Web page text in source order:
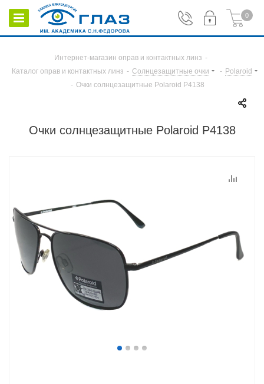
0
Интернет-магазин оправ и контактных линз -
Каталог оправ и контактных линз - Солнцезащитные очки - Polaroid
- Очки солнцезащитные Polaroid P4138
Очки солнцезащитные Polaroid P4138